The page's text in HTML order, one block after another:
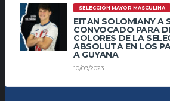
SELECCIÓN MAYOR MASCULINA
EITAN SOLOMIANY A
CONVOCADO PARA
COLORES DE LA
ABSOLUTA EN LOS
A GUYANA
10/09/2023